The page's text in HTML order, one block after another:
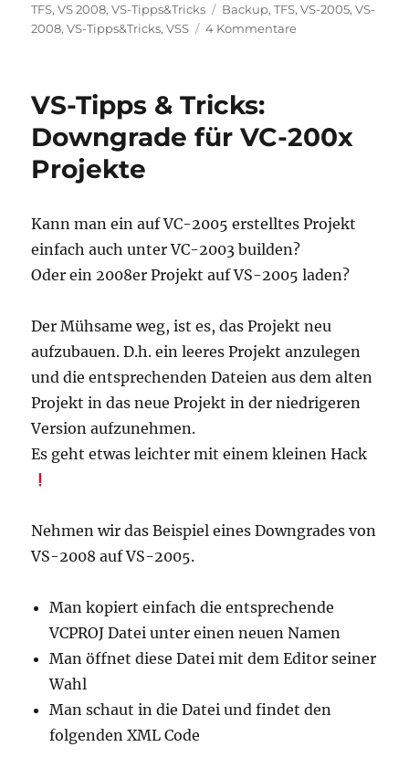
am
TFS,VS 2008,VS-Tipps&Tricks Schlagwörter
Backup,TFS,VS-2005,VS-
2008,VS-Tipps&Tricks,VSS 4 Kommentarezu
Solutions
Solutions
VS-Tipps & Tricks:
Downgrade für VC-200x
Projekte
Kann man ein auf VC-2005 erstelltes Projekt
einfach auch unter VC-2003 builden?
Oder ein 2008er Projekt auf VS-2005 laden?
Der Mühsame weg, ist es, das Projekt neu
aufzubauen. D.h. ein leeres Projekt anzulegen
und die entsprechenden Dateien aus dem alten
Projekt in das neue Projekt in der niedrigeren
Version aufzunehmen.
Es geht etwas leichter mit einem kleinen Hack
Nehmen wir das Beispiel eines Downgrades von
VS-2008 auf VS-2005.
Man kopiert einfach die entsprechende
VCPROJ Datei unter einen neuen Namen
Man öffnet diese Datei mit dem Editor seiner
Wahl
Man schaut in die Datei und findet den
folgenden XML Code